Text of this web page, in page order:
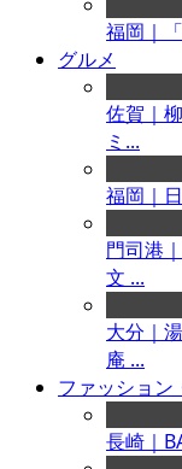
福岡｜
グルメ
佐賀｜
ミ...
福岡｜
門司港
文 ...
大分｜
庵 ...
ファッション
長崎｜